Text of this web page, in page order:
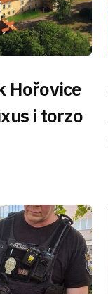
Hořovice
i torzo